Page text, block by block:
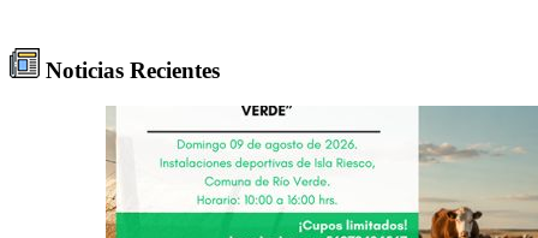
Noticias Recientes